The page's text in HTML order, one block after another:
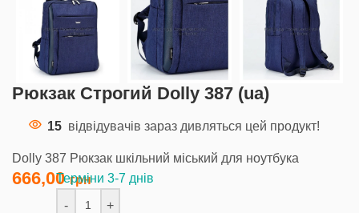
Рюкзак Строгий Dolly 387 (ua)
15 відвідувачів зараз дивляться цей продукт!
Dolly 387 Рюкзак шкільний міський для ноутбука
666,00Терміни 3-7 днів
-
+